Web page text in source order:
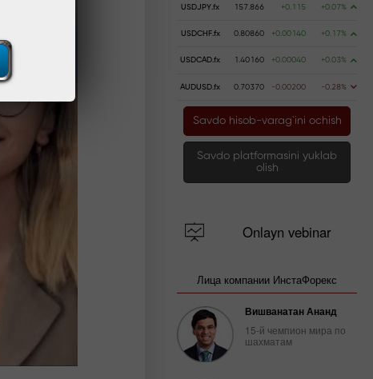
USDJPY.fx 157.866 +0.115 +0.07%
USDCHF.fx 0.80860 +0.00140 +0.17%
USDCAD.fx 1.40160 +0.00040 +0.03%
AUDUSD.fx 0.70370 -0.00200 -0.28%
Savdo hisob-varag`ini ochish
Savdo platformasini yuklab
olish
Onlayn vebinar
Лица компании ИнстаФорекс
Вишванатан Ананд
15-й чемпион мира по
шахматам